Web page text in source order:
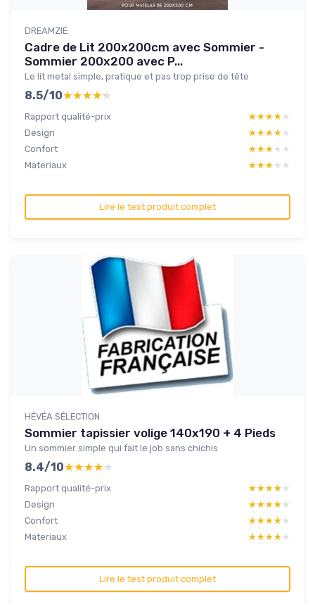
DREAMZIE
Cadre de Lit 200x200cm avec Sommier -
Sommier 200x200 avec P...
Le lit metal simple, pratique et pas trop prise de tête
8.5/10★★★★★
★★★★★
Rapport qualité-prix ★★★★★
★★★★★
Design
★★★★★
★★★★★
Confort
★★★★★
★★★★★
Materiaux
★★★★★
★★★★★
Lire le test produit complet
HÉVÉA SÉLECTION
Sommier tapissier volige 140x190 + 4 Pieds
Un sommier simple qui fait le job sans chichis
8.4/10★★★★★
★★★★★
Rapport qualité-prix ★★★★★
★★★★★
Design
★★★★★
★★★★★
Confort
★★★★★
★★★★★
Materiaux
★★★★★
★★★★★
Lire le test produit complet